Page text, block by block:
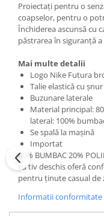
Proiectați pentru o
coapselor, pentru o
Închiderea ascunsă cu
păstrarea în siguranță
Mai multe detalii
Logo Nike Futura
Talie elastică cu
Buzunare laterale
Material principal:
lateral: 100%
Se spală la mașină
Importat
80% BUMBAC 20%
cu tiv deschis oferă
pentru ținute casual de
Informatii